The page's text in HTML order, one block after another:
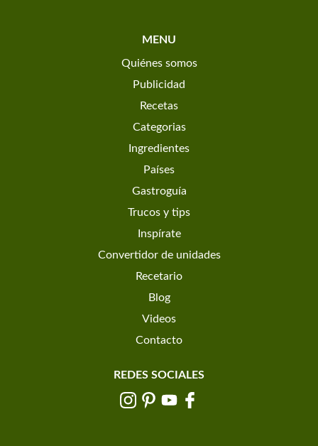
MENU
Quiénes somos
Publicidad
Recetas
Categorias
Ingredientes
Países
Gastroguía
Trucos y tips
Inspírate
Convertidor de unidades
Recetario
Blog
Videos
Contacto
REDES SOCIALES